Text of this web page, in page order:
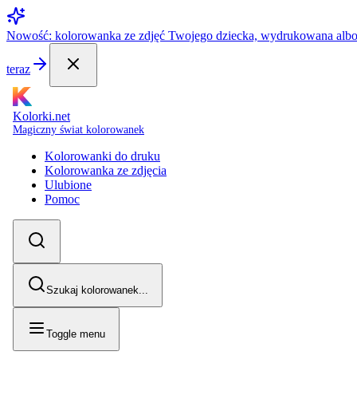
Nowość: kolorowanka ze zdjęć Twojego dziecka, wydrukowana
teraz
Kolorki.net
Magiczny świat kolorowanek
Kolorowanki do druku
Kolorowanka ze zdjęcia
Ulubione
Pomoc
Szukaj kolorowanek...
Toggle menu